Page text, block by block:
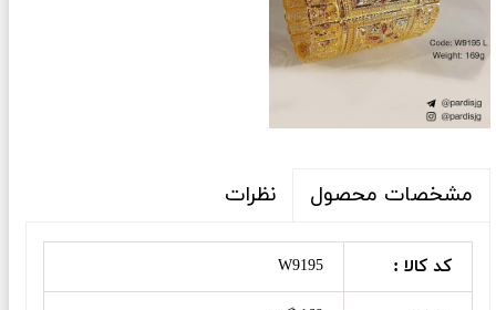
مشخصات محصول نظرات
کد کالا : W9195